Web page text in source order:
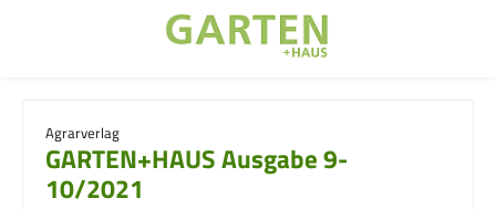
Agrarverlag
GARTEN+HAUS Ausgabe 9-
10/2021